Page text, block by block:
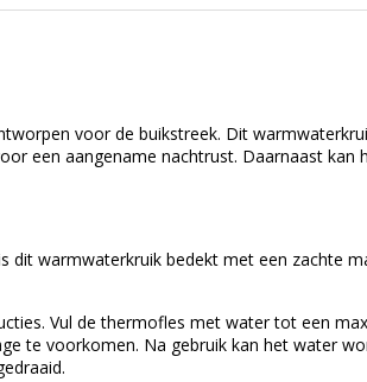
voor de buikstreek. Dit
een aangename nachtrust. Daarnaast kan
dit warmwaterkruik bedekt met een zachte
Vul de thermofles met water tot een
te voorkomen. Na gebruik kan het water